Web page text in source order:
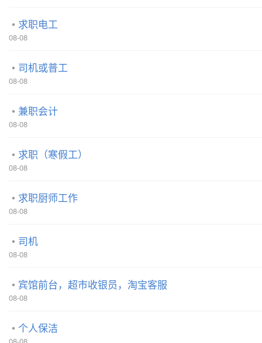
求职电工
08-08
司机或普工
08-08
兼职会计
08-08
求职（寒假工）
08-08
求职厨师工作
08-08
司机
08-08
宾馆前台，超市收银员，淘宝客服
08-08
个人保洁